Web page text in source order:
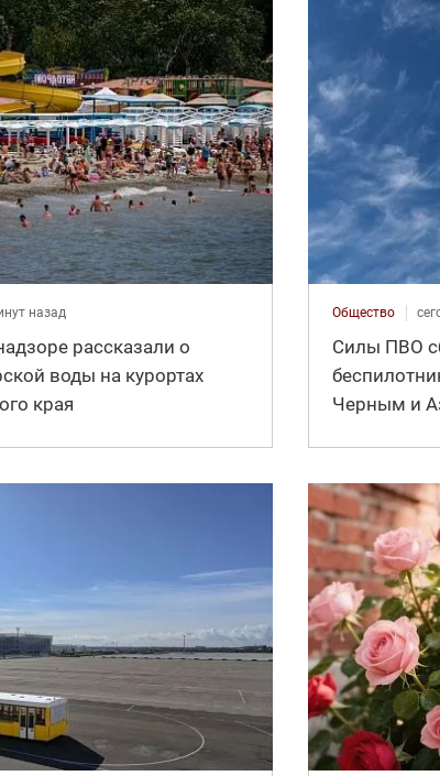
назад
рассказали о
воды на курортах
края
Общество
Силы ПВО
Черным и